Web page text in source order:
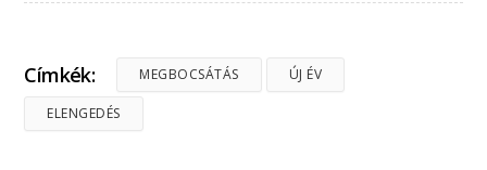
Címkék: MEGBOCSÁTÁS ÚJ ÉV
ELENGEDÉS